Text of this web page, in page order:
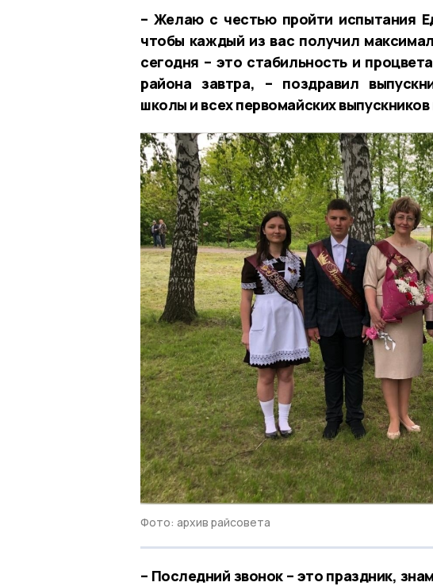
– Желаю с честью пройти испытания
чтобы каждый из вас получил
сегодня – это стабильность и
района завтра, – поздравил
школы и всех первомайских
Фото: архив райсовета
– Последний звонок – это праздник,